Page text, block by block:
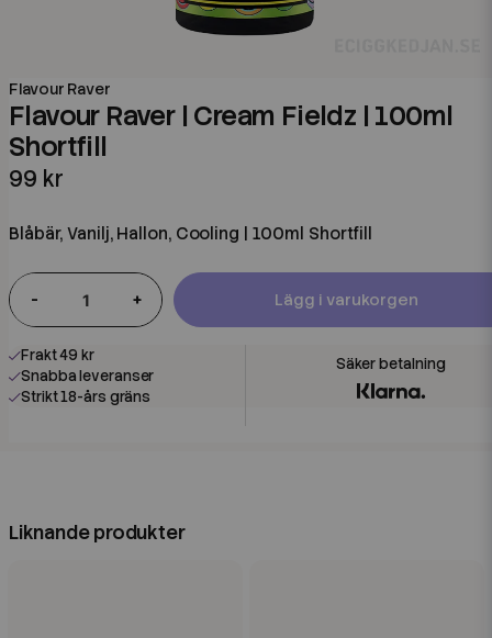
Flavour Raver
Flavour Raver | Cream Fieldz | 100ml
Shortfill
99 kr
Blåbär, Vanilj, Hallon, Cooling | 100ml Shortfill
- + Lägg i varukorgen
Frakt 49 kr
Snabba leveranser
Strikt 18-års gräns
Liknande produkter